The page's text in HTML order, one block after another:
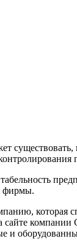
фирмы.
которая
сайте
и